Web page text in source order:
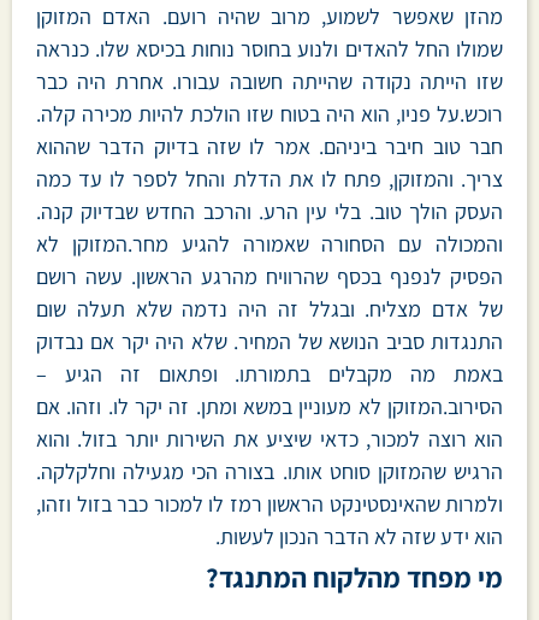
מהזן שאפשר לשמוע, מרוב שהיה רועם. האדם המזוקן
שמולו החל להאדים ולנוע בחוסר נוחות בכיסא שלו. כנראה
שזו הייתה נקודה שהייתה חשובה עבורו. אחרת היה כבר
רוכש.על פניו, הוא היה בטוח שזו הולכת להיות מכירה קלה.
חבר טוב חיבר ביניהם. אמר לו שזה בדיוק הדבר שההוא
צריך. והמזוקן, פתח לו את הדלת והחל לספר לו עד כמה
העסק הולך טוב. בלי עין הרע. והרכב החדש שבדיוק קנה.
והמכולה עם הסחורה שאמורה להגיע מחר.המזוקן לא
הפסיק לנפנף בכסף שהרוויח מהרגע הראשון. עשה רושם
של אדם מצליח. ובגלל זה היה נדמה שלא תעלה שום
התנגדות סביב הנושא של המחיר. שלא היה יקר אם נבדוק
באמת מה מקבלים בתמורתו. ופתאום זה הגיע –
הסירוב.המזוקן לא מעוניין במשא ומתן. זה יקר לו. וזהו. אם
הוא רוצה למכור, כדאי שיציע את השירות יותר בזול. והוא
הרגיש שהמזוקן סוחט אותו. בצורה הכי מגעילה וחלקלקה.
ולמרות שהאינסטינקט הראשון רמז לו למכור כבר בזול וזהו,
הוא ידע שזה לא הדבר הנכון לעשות.
מי מפחד מהלקוח המתנגד?